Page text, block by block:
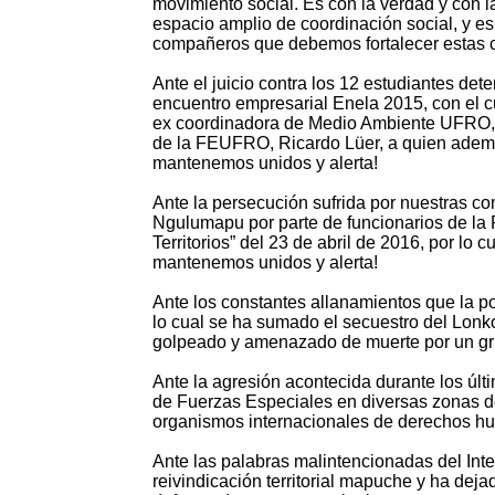
movimiento social. Es con la verdad y con
espacio amplio de coordinación social, y
compañeros que debemos fortalecer
Ante el juicio contra los 12 estudiantes
encuentro empresarial Enela 2015, con el
ex coordinadora de Medio Ambiente
de la FEUFRO, Ricardo Lüer, a quien
mantenemos unidos y alerta!
Ante la persecución sufrida por nuestras
Ngulumapu por parte de funcionarios de
Territorios” del 23 de abril de 2016, por lo
mantenemos unidos y alerta!
Ante los constantes allanamientos que la
lo cual se ha sumado el secuestro del
golpeado y amenazado de muerte por un
Ante la agresión acontecida durante los
de Fuerzas Especiales en diversas zonas
organismos internacionales de derechos
Ante las palabras malintencionadas del
reivindicación territorial mapuche y ha